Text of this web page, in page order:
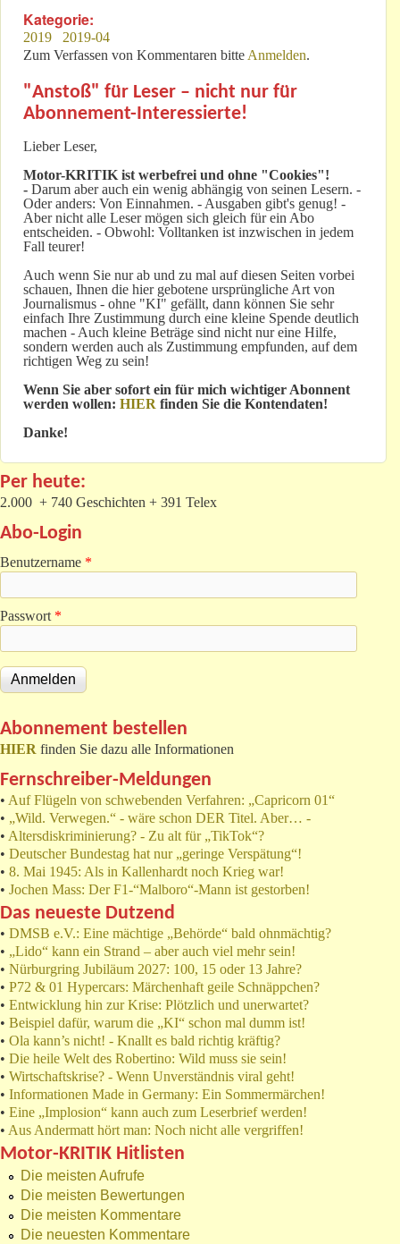
Kategorie:
2019
2019-04
Zum Verfassen von Kommentaren bitte Anmelden.
"Anstoß" für Leser – nicht nur für
Abonnement-Interessierte!
Lieber Leser,
Motor-KRITIK ist werbefrei und ohne "Cookies"!
- Darum aber auch ein wenig abhängig von seinen Lesern. -
Oder anders: Von Einnahmen. - Ausgaben gibt's genug! -
Aber nicht alle Leser mögen sich gleich für ein Abo
entscheiden. - Obwohl: Volltanken ist inzwischen in jedem
Fall teurer!
Auch wenn Sie nur ab und zu mal auf diesen Seiten vorbei
schauen, Ihnen die hier gebotene ursprüngliche Art von
Journalismus - ohne "KI" gefällt, dann können Sie sehr
einfach Ihre Zustimmung durch eine kleine Spende deutlich
machen - Auch kleine Beträge sind nicht nur eine Hilfe,
sondern werden auch als Zustimmung empfunden, auf dem
richtigen Weg zu sein!
Wenn Sie aber sofort ein für mich wichtiger Abonnent
werden wollen: HIER finden Sie die Kontendaten!
Danke!
Per heute:
2.000 + 740 Geschichten + 391 Telex
Abo-Login
Benutzername *
Passwort *
Abonnement bestellen
HIER finden Sie dazu alle Informationen
Fernschreiber-Meldungen
• Auf Flügeln von schwebenden Verfahren: „Capricorn 01“
• „Wild. Verwegen.“ - wäre schon DER Titel. Aber… -
• Altersdiskriminierung? - Zu alt für „TikTok“?
• Deutscher Bundestag hat nur „geringe Verspätung“!
• 8. Mai 1945: Als in Kallenhardt noch Krieg war!
• Jochen Mass: Der F1-“Malboro“-Mann ist gestorben!
Das neueste Dutzend
• DMSB e.V.: Eine mächtige „Behörde“ bald ohnmächtig?
• „Lido“ kann ein Strand – aber auch viel mehr sein!
• Nürburgring Jubiläum 2027: 100, 15 oder 13 Jahre?
• P72 & 01 Hypercars: Märchenhaft geile Schnäppchen?
• Entwicklung hin zur Krise: Plötzlich und unerwartet?
• Beispiel dafür, warum die „KI“ schon mal dumm ist!
• Ola kann’s nicht! - Knallt es bald richtig kräftig?
• Die heile Welt des Robertino: Wild muss sie sein!
• Wirtschaftskrise? - Wenn Unverständnis viral geht!
• Informationen Made in Germany: Ein Sommermärchen!
• Eine „Implosion“ kann auch zum Leserbrief werden!
• Aus Andermatt hört man: Noch nicht alle vergriffen!
Motor-KRITIK Hitlisten
Die meisten Aufrufe
Die meisten Bewertungen
Die meisten Kommentare
Die neuesten Kommentare